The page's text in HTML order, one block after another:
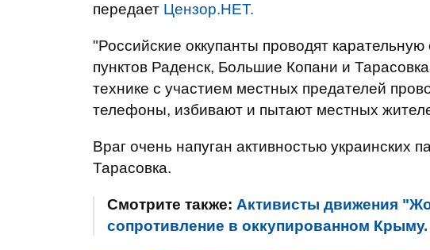
передает Цензор.НЕТ.
"Российские оккупанты проводят
пунктов Раденск, Большие Копани и
технике с участием местных предателей
телефоны, избивают и пытают местных
Враг очень напуган активностью украинских
Тарасовка.
Смотрите также: Активисты движения
сопротивление в оккупированном